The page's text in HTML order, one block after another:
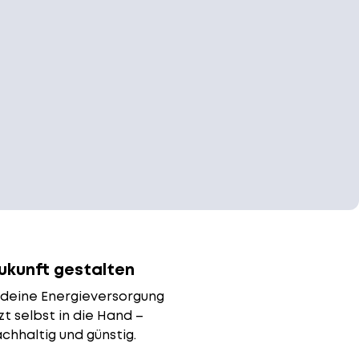
gestalten
Energieversorgung
selbst in die Hand –
und günstig.